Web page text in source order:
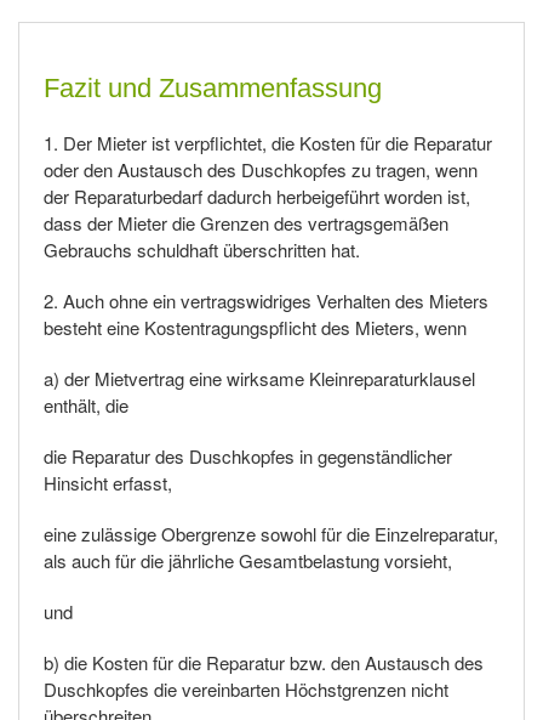
Fazit und Zusammenfassung
1. Der Mieter ist verpflichtet, die Kosten für die Reparatur
oder den Austausch des Duschkopfes zu tragen, wenn
der Reparaturbedarf dadurch herbeigeführt worden ist,
dass der Mieter die Grenzen des vertragsgemäßen
Gebrauchs schuldhaft überschritten hat.
2. Auch ohne ein vertragswidriges Verhalten des Mieters
besteht eine Kostentragungspflicht des Mieters, wenn
a) der Mietvertrag eine wirksame Kleinreparaturklausel
enthält, die
die Reparatur des Duschkopfes in gegenständlicher
Hinsicht erfasst,
eine zulässige Obergrenze sowohl für die Einzelreparatur,
als auch für die jährliche Gesamtbelastung vorsieht,
und
b) die Kosten für die Reparatur bzw. den Austausch des
Duschkopfes die vereinbarten Höchstgrenzen nicht